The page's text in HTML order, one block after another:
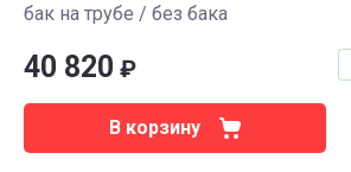
бак на трубе / без бака
40 820 ₽
В корзину